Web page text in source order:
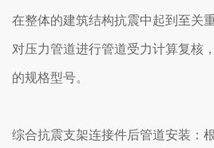
在整体的建筑结构抗震中起到至关
对压力管道进行管道受力计算复核
的规格型号。
综合抗震支架连接件后管道安装：